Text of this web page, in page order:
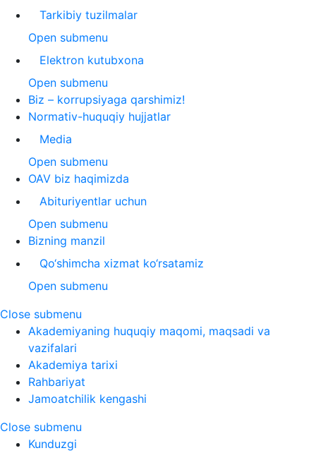
Tarkibiy tuzilmalar
Open submenu
Elektron kutubxona
Open submenu
Biz – korrupsiyaga qarshimiz!
Normativ-huquqiy hujjatlar
Media
Open submenu
OAV biz haqimizda
Abituriyentlar uchun
Open submenu
Bizning manzil
Qo‘shimcha xizmat ko‘rsatamiz
Open submenu
Close submenu
Akademiyaning huquqiy maqomi, maqsadi va
vazifalari
Akademiya tarixi
Rahbariyat
Jamoatchilik kengashi
Close submenu
Kunduzgi